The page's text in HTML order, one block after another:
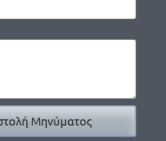
Μηνύματος